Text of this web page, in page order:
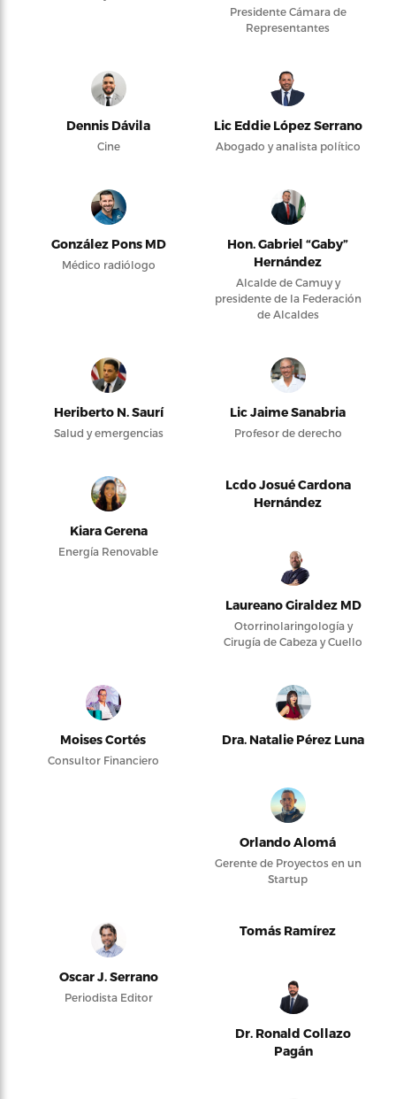
Presidente Cámara de
Representantes
Dennis Dávila
Cine
Lic Eddie López Serrano
Abogado y analista político
González Pons MD
Médico radiólogo
Hon. Gabriel “Gaby”
Hernández
Alcalde de Camuy y
presidente de la Federación
de Alcaldes
Heriberto N. Saurí
Salud y emergencias
Lic Jaime Sanabria
Profesor de derecho
Kiara Gerena
Energía Renovable
Lcdo Josué Cardona
Hernández
Laureano Giraldez MD
Otorrinolaringología y
Cirugía de Cabeza y Cuello
Moises Cortés
Consultor Financiero
Dra. Natalie Pérez Luna
Orlando Alomá
Gerente de Proyectos en un
Startup
Oscar J. Serrano
Periodista Editor
Tomás Ramírez
Dr. Ronald Collazo
Pagán